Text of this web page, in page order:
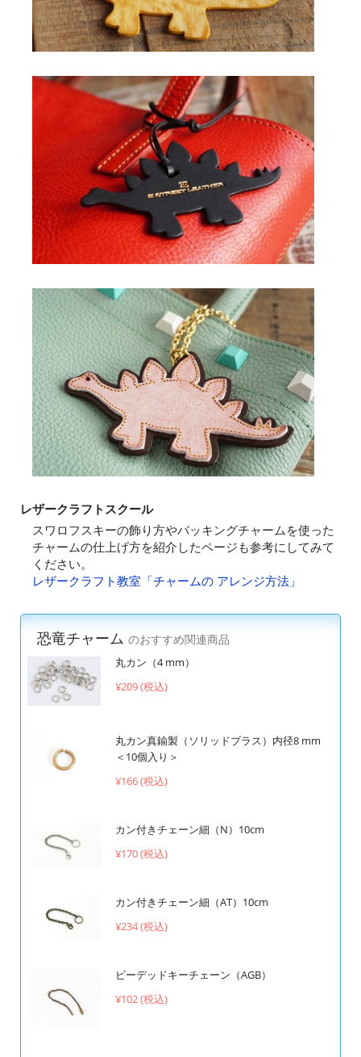
レザークラフトスクール
スワロフスキーの飾り方やバッキングチャームを使った
チャームの仕上げ方を紹介したページも参考にしてみて
ください。
レザークラフト教室「チャームの アレンジ方法」
恐竜チャーム のおすすめ関連商品
丸カン（4 mm）
¥209 (税込)
丸カン真鍮製（ソリッドブラス）内径8 mm
＜10個入り＞
¥166 (税込)
カン付きチェーン細（N）10cm
¥170 (税込)
カン付きチェーン細（AT）10cm
¥234 (税込)
ビーデッドキーチェーン（AGB）
¥102 (税込)